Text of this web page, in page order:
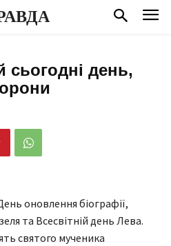
сьогодні день,
оновлення біографії,
та Всесвітній день Лева.
святого мученика